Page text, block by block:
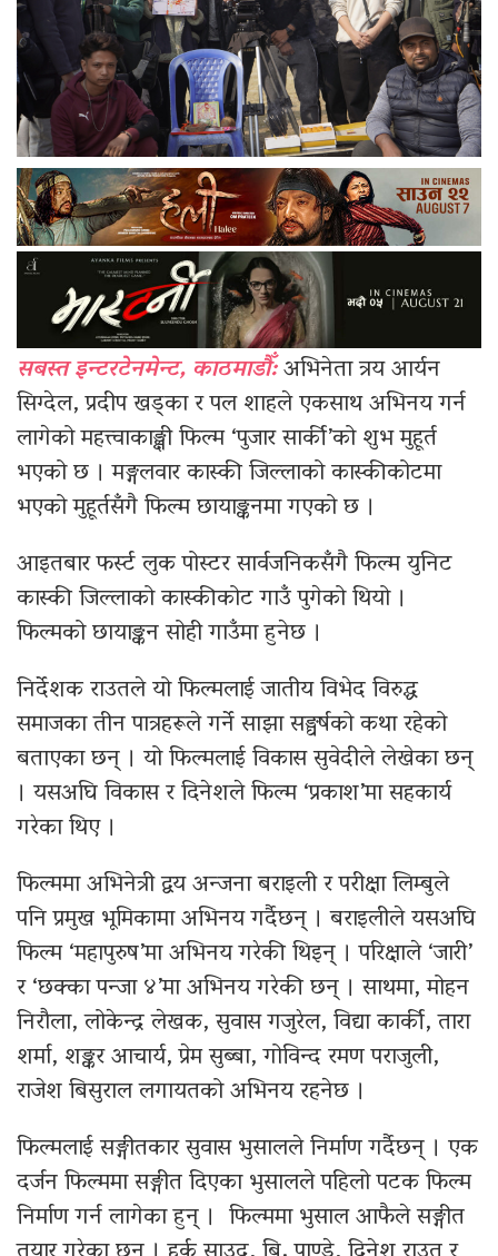
सबस्त इन्टरटेनमेन्ट, काठमाडौँ:अभिनेता त्रय आर्यन
सिग्देल, प्रदीप खड्का र पल शाहले एकसाथ अभिनय गर्न
लागेको महत्त्वाकाङ्क्षी फिल्म ‘पुजार सार्की’को शुभ मुहूर्त
भएको छ । मङ्गलवार कास्की जिल्लाको कास्कीकोटमा
भएको मुहूर्तसँगै फिल्म छायाङ्कनमा गएको छ ।
आइतबार फर्स्ट लुक पोस्टर सार्वजनिकसँगै फिल्म युनिट
कास्की जिल्लाको कास्कीकोट गाउँ पुगेको थियो ।
फिल्मको छायाङ्कन सोही गाउँमा हुनेछ ।
निर्देशक राउतले यो फिल्मलाई जातीय विभेद विरुद्ध
समाजका तीन पात्रहरूले गर्ने साझा सङ्घर्षको कथा रहेको
बताएका छन् । यो फिल्मलाई विकास सुवेदीले लेखेका छन्
। यसअघि विकास र दिनेशले फिल्म ‘प्रकाश’मा सहकार्य
गरेका थिए ।
फिल्ममा अभिनेत्री द्वय अन्जना बराइली र परीक्षा लिम्बुले
पनि प्रमुख भूमिकामा अभिनय गर्दैछन् । बराइलीले यसअघि
फिल्म ‘महापुरुष’मा अभिनय गरेकी थिइन् । परिक्षाले ‘जारी’
र ‘छक्का पन्जा ४’मा अभिनय गरेकी छन् । साथमा, मोहन
निरौला, लोकेन्द्र लेखक, सुवास गजुरेल, विद्या कार्की, तारा
शर्मा, शङ्कर आचार्य, प्रेम सुब्बा, गोविन्द रमण पराजुली,
राजेश बिसुराल लगायतको अभिनय रहनेछ ।
फिल्मलाई सङ्गीतकार सुवास भुसालले निर्माण गर्दैछन् । एक
दर्जन फिल्ममा सङ्गीत दिएका भुसालले पहिलो पटक फिल्म
निर्माण गर्न लागेका हुन् । फिल्ममा भुसाल आफैले सङ्गीत